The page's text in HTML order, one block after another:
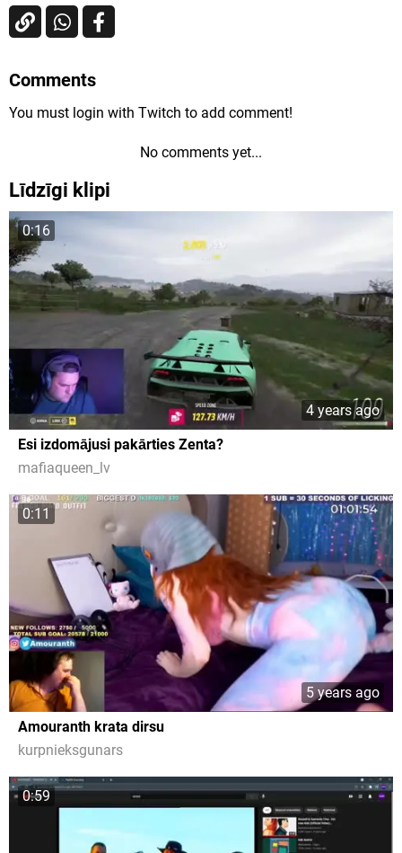
Comments
You must login with Twitch to add comment!
No comments yet...
Līdzīgi klipi
0:16
4 years ago
Esi izdomājusi pakārties Zenta?
mafiaqueen_lv
0:11
5 years ago
Amouranth krata dirsu
kurpnieksgunars
0:59